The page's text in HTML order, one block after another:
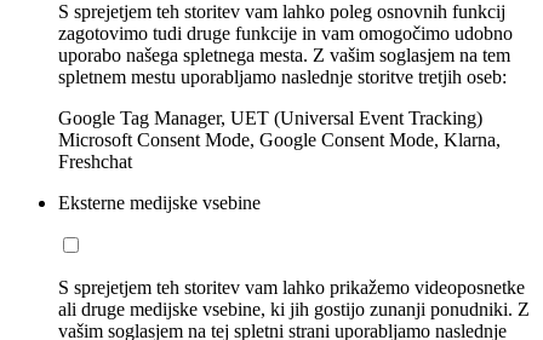
S sprejetjem teh storitev vam lahko poleg osnovnih funkcij
zagotovimo tudi druge funkcije in vam omogočimo udobno
uporabo našega spletnega mesta. Z vašim soglasjem na tem
spletnem mestu uporabljamo naslednje storitve tretjih oseb:
Google Tag Manager, UET (Universal Event Tracking)
Microsoft Consent Mode, Google Consent Mode, Klarna,
Freshchat
Eksterne medijske vsebine
S sprejetjem teh storitev vam lahko prikažemo videoposnetke
ali druge medijske vsebine, ki jih gostijo zunanji ponudniki. Z
vašim soglasjem na tej spletni strani uporabljamo naslednje